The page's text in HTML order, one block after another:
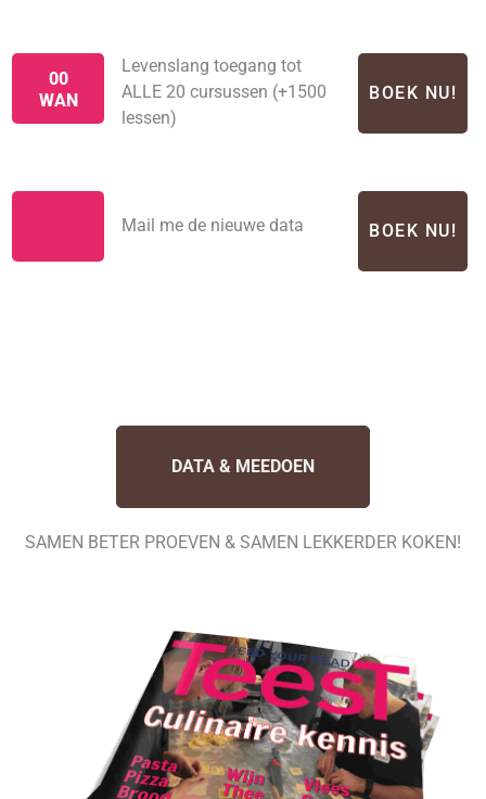
00
WAN
Levenslang toegang tot
ALLE 20 cursussen (+1500
lessen)
BOEK NU!
Mail me de nieuwe data BOEK NU!
DATA & MEEDOEN
SAMEN BETER PROEVEN & SAMEN LEKKERDER KOKEN!